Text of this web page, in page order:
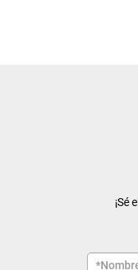
¡Sé